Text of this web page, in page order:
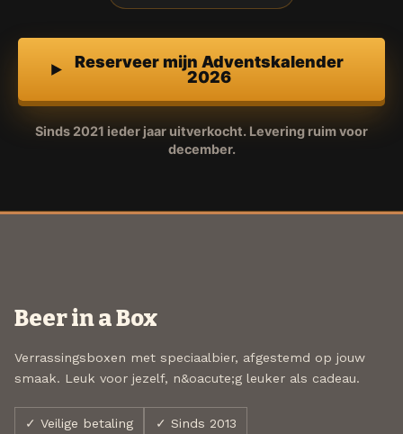
Reserveer mijn Adventskalender
2026
Sinds 2021 ieder jaar uitverkocht. Levering ruim voor
december.
Beer in a Box
Verrassingsboxen met speciaalbier, afgestemd op jouw
smaak. Leuk voor jezelf, n&oacute;g leuker als cadeau.
✓ Veilige betaling ✓ Sinds 2013